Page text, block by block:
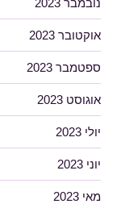
אוקטובר 2023
ספטמבר 2023
אוגוסט 2023
יולי 2023
יוני 2023
מאי 2023